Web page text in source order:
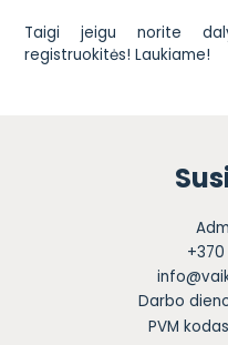
Taigi jeigu norite
registruokitės! Laukiame!
Darbo
PVM